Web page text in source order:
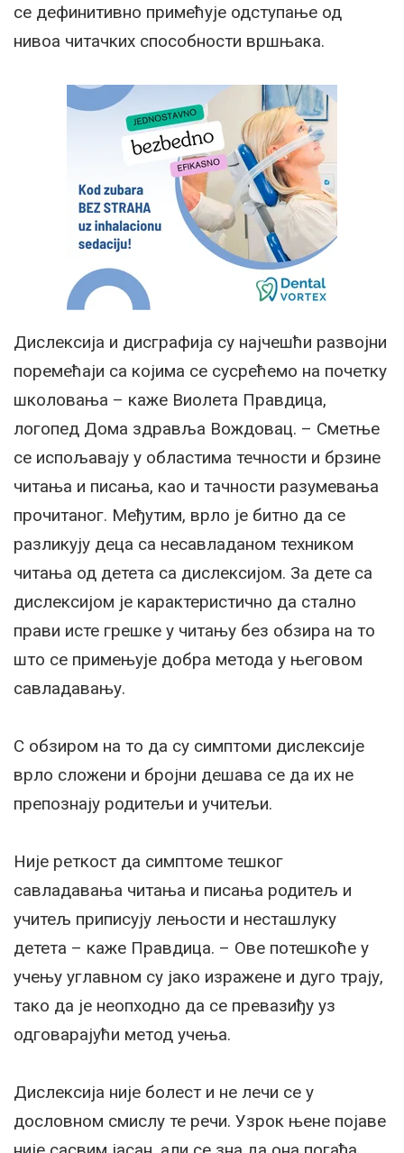
се дефинитивно примећује одступање од
нивоа читачких способности вршњака.
Дислексија и дисграфија су најчешћи развојни
поремећаји са којима се сусрећемо на почетку
школовања – каже Виолета Правдица,
логопед Дома здравља Вождовац. – Сметње
се испољавају у областима течности и брзине
читања и писања, као и тачности разумевања
прочитаног. Међутим, врло је битно да се
разликују деца са несавладаном техником
читања од детета са дислексијом. За дете са
дислексијом је карактеристично да стално
прави исте грешке у читању без обзира на то
што се примењује добра метода у његовом
савладавању.
С обзиром на то да су симптоми дислексије
врло сложени и бројни дешава се да их не
препознају родитељи и учитељи.
Није реткост да симптоме тешког
савладавања читања и писања родитељ и
учитељ приписују лењости и несташлуку
детета – каже Правдица. – Ове потешкоће у
учењу углавном су јако изражене и дуго трају,
тако да је неопходно да се превазиђу уз
одговарајући метод учења.
Дислексија није болест и не лечи се у
дословном смислу те речи. Узрок њене појаве